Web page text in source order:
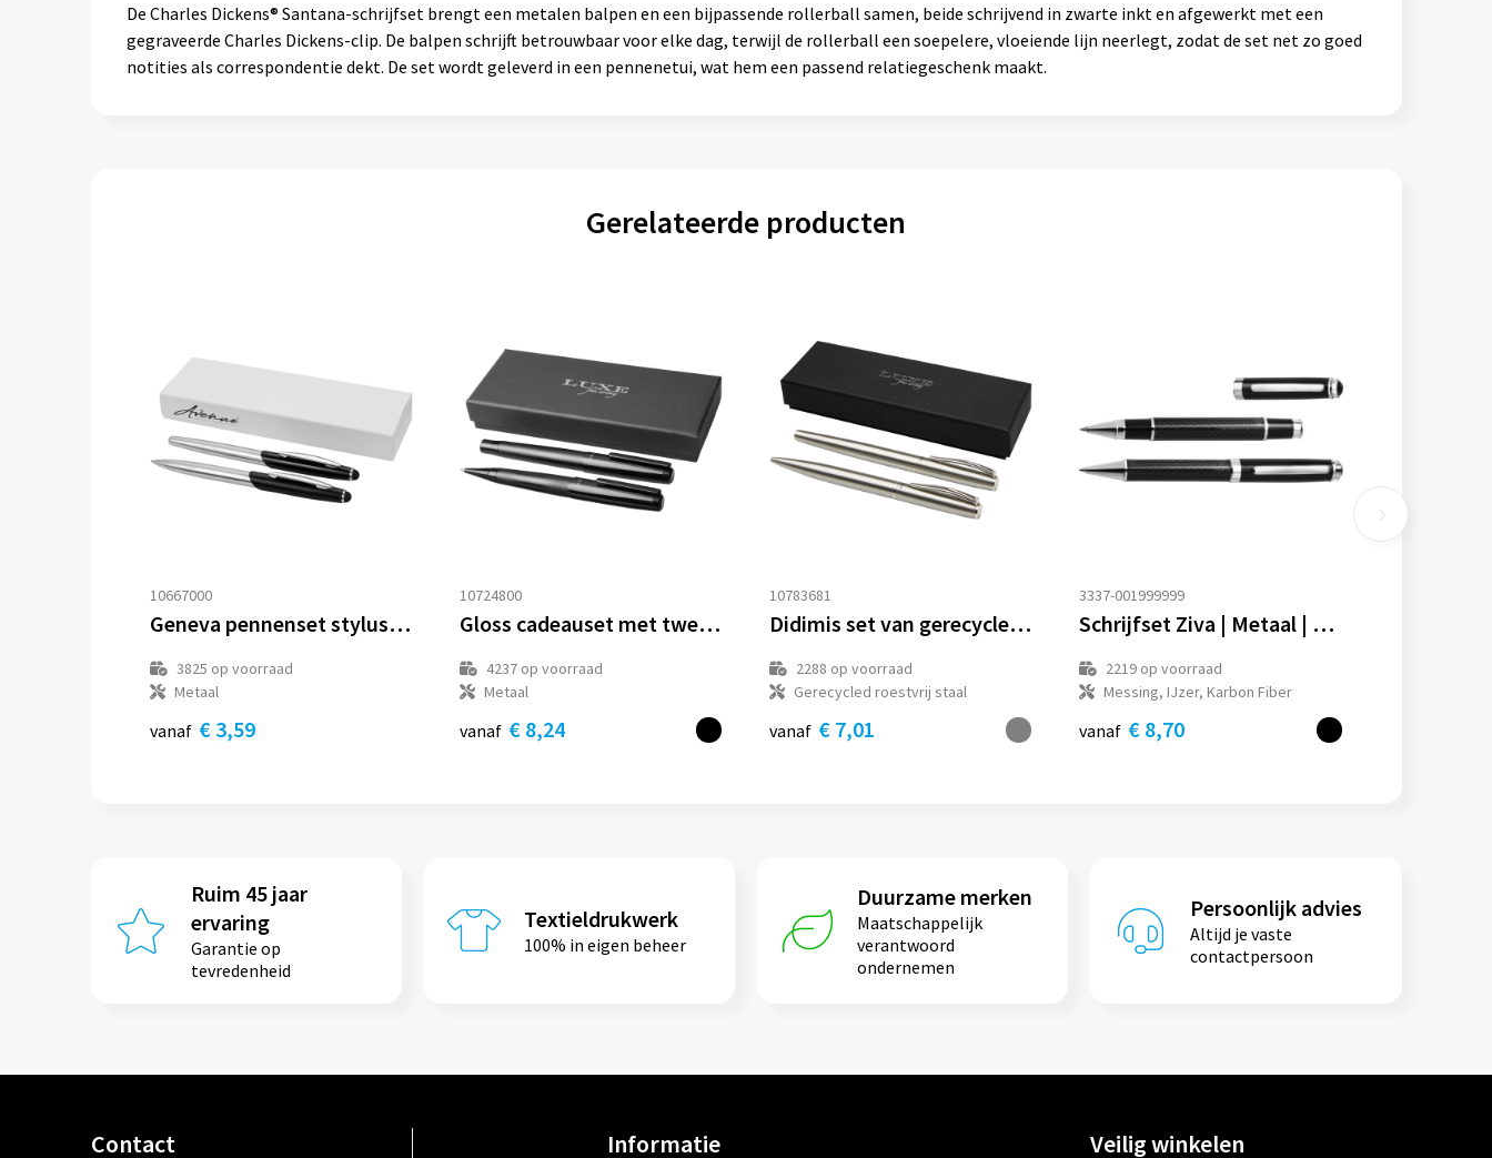
De Charles Dickens® Santana-schrijfset brengt een metalen balpen en een bijpassende rollerball samen, beide schrijvend in zwarte inkt en afgewerkt met een
gegraveerde Charles Dickens-clip. De balpen schrijft betrouwbaar voor elke dag, terwijl de rollerball een soepelere, vloeiende lijn neerlegt, zodat de set net zo goed
notities als correspondentie dekt. De set wordt geleverd in een pennenetui, wat hem een passend relatiegeschenk maakt.
Gerelateerde producten
10667000
Geneva pennenset stylus balpen en rollerbalpen (blauwe inkt)
3825 op voorraad
Metaal
vanaf € 3,59
10724800
Gloss cadeauset met twee pennen (zwarte inkt)
4237op voorraad
Metaal
vanaf € 8,24
10783681
Didimis set van gerecycled roestvrijstalen balpen en rollerbalpen (zwarte inkt)
2288 op voorraad
Gerecycled roestvrij staal
vanaf € 7,01
3337-001999999
Schrijfset Ziva | Metaal | 2 stuks
2219 op voorraad
Messing, IJzer, Karbon Fiber
vanaf € 8,70
Ruim 45 jaar
ervaring
Garantie op
tevredenheid
Textieldrukwerk
100% in eigen beheer
Duurzame merken
Maatschappelijk
verantwoord
ondernemen
Persoonlijk advies
Altijd je vaste
contactpersoon
Contact Informatie Veilig winkelen